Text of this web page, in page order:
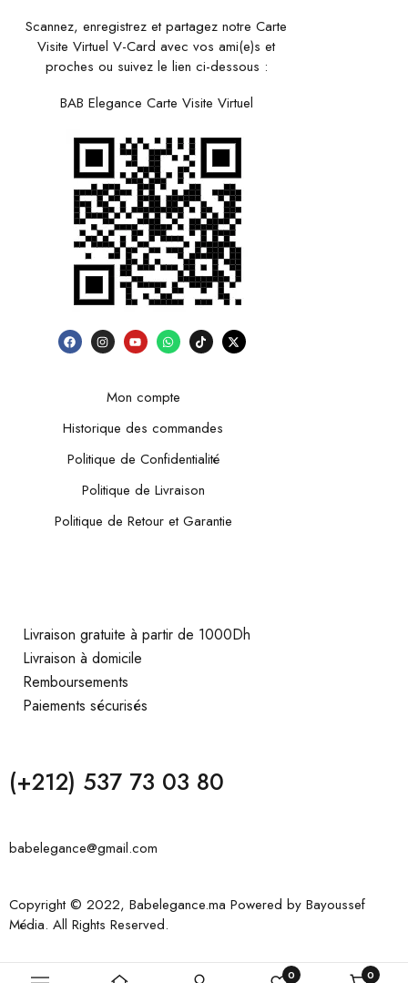
0 0
Scannez, enregistrez et partagez notre Carte
Visite Virtuel V-Card avec vos ami(e)s et
proches ou suivez le lien ci-dessous :
BAB Elegance Carte Visite Virtuel
Mon compte
Historique des commandes
Politique de Confidentialité
Politique de Livraison
Politique de Retour et Garantie
Livraison gratuite à partir de 1000Dh
Livraison à domicile
Remboursements
Paiements sécurisés
(+212) 537 73 03 80
babelegance@gmail.com
Copyright © 2022, Babelegance.ma Powered by Bayoussef
Média. All Rights Reserved.